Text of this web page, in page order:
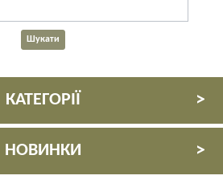
КАТЕГОРІЇ
НОВИНКИ